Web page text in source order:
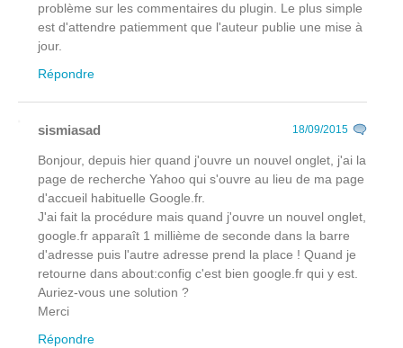
problème sur les commentaires du plugin. Le plus simple
est d'attendre patiemment que l'auteur publie une mise à
jour.
Répondre
sismiasad 18/09/2015
Bonjour, depuis hier quand j'ouvre un nouvel onglet, j'ai la
page de recherche Yahoo qui s'ouvre au lieu de ma page
d'accueil habituelle Google.fr.
J'ai fait la procédure mais quand j'ouvre un nouvel onglet,
google.fr apparaît 1 millième de seconde dans la barre
d'adresse puis l'autre adresse prend la place ! Quand je
retourne dans about:config c'est bien google.fr qui y est.
Auriez-vous une solution ?
Merci
Répondre